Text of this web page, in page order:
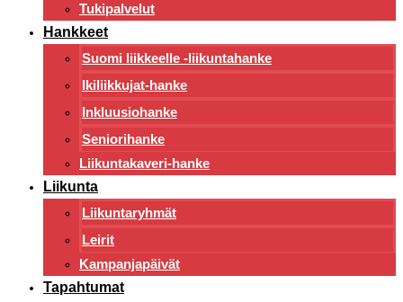
Tukipalvelut
Hankkeet
Suomi liikkeelle -liikuntahanke
Ikiliikkujat-hanke
Inkluusiohanke
Seniorihanke
Liikuntakaveri-hanke
Liikunta
Liikuntaryhmät
Leirit
Kampanjapäivät
Tapahtumat